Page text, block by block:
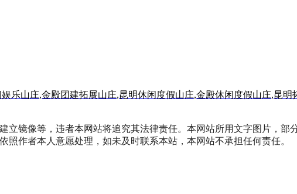
乐山庄,金殿团建拓展山庄,昆明休闲度假山庄,金殿休闲度假山庄,昆明
镜像等，违者本网站将追究其法律责任。本网站所用文字图片，部
作者本人意愿处理，如未及时联系本站，本网站不承担任何责任。